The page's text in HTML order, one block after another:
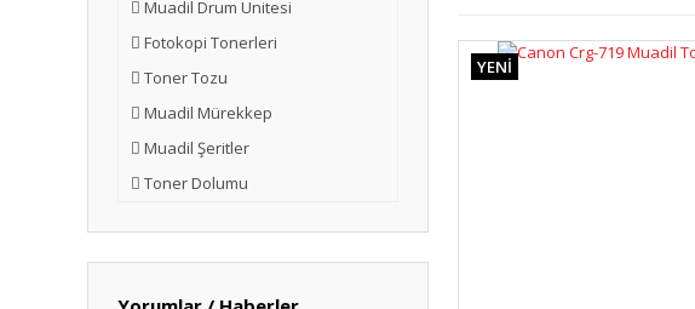
Muadil Drum Ünitesi
Fotokopi Tonerleri
Toner Tozu
Muadil Mürekkep
Muadil Şeritler
Toner Dolumu
YENİ